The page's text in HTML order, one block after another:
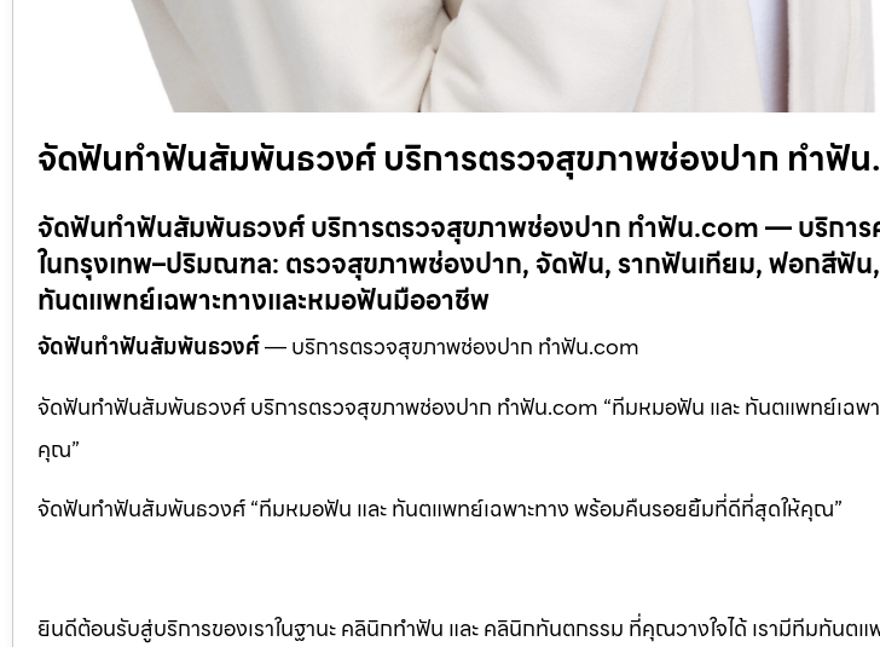
จัดฟันทำฟันสัมพันธวงศ์ บริการตรวจสุขภาพช่องปาก ทำฟั
จัดฟันทำฟันสัมพันธวงศ์ บริการตรวจสุขภาพช่องปาก ทำฟัน.com — บริกา
ในกรุงเทพ–ปริมณฑล: ตรวจสุขภาพช่องปาก, จัดฟัน, รากฟันเทียม, ฟอกสีฟั
ทันตแพทย์เฉพาะทางและหมอฟันมืออาชีพ
จัดฟันทำฟันสัมพันธวงศ์— บริการตรวจสุขภาพช่องปาก ทำฟัน.com
จัดฟันทำฟันสัมพันธวงศ์ บริการตรวจสุขภาพช่องปาก ทำฟัน.com “ทีมหมอฟัน และ ทันตแพทย์เฉพ
คุณ”
จัดฟันทำฟันสัมพันธวงศ์ “ทีมหมอฟัน และ ทันตแพทย์เฉพาะทาง พร้อมคืนรอยยิ้มที่ดีที่สุดให้คุณ”
ยินดีต้อนรับสู่บริการของเราในฐานะ คลินิกทำฟัน และ คลินิกทันตกรรม ที่คุณวางใจได้ เรามีทีมทันต